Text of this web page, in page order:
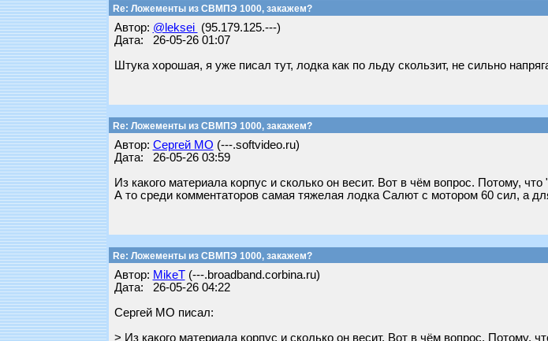
Re: Ложементы из СВМПЭ 1000, закажем?
Автор: @leksei (95.179.125.---)
Дата: 26-05-26 01:07
Штука хорошая, я уже писал тут, лодка как по льду скользит, не сильно
Re: Ложементы из СВМПЭ 1000, закажем?
Автор: Сергей МО (---.softvideo.ru)
Дата: 26-05-26 03:59
Из какого материала корпус и сколько он весит. Вот в чём вопрос. Потому,
А то среди комментаторов самая тяжелая лодка Салют с мотором 60 сил, а
Re: Ложементы из СВМПЭ 1000, закажем?
Автор: MikeT(---.broadband.corbina.ru)
Дата: 26-05-26 04:22
Сергей МО писал:
> Из какого материала корпус и сколько он весит. Вот в чём вопрос. Потому,